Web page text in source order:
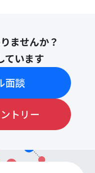
ませんか？
ています
面談
トリー